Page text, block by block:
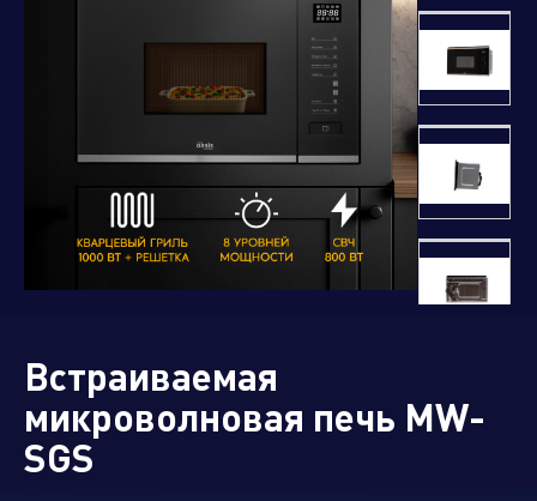
Управляющая компания
Торговые
компании
Производственный
кластер
Встраиваемая
микроволновая печь MW-
SGS